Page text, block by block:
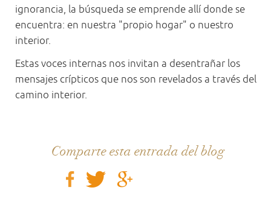
ignorancia, la búsqueda se emprende allí donde se
encuentra: en nuestra "propio hogar" o nuestro
interior.
Estas voces internas nos invitan a desentrañar los
mensajes crípticos que nos son revelados a través del
camino interior.
Comparte esta entrada del blog